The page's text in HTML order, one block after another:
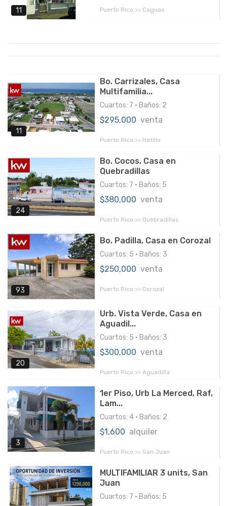
11 Puerto Rico >> Caguas
11
Bo. Carrizales, Casa
Multifamilia...
Cuartos: 7 • Baños: 2
$295,000 venta
Puerto Rico >> Hatillo
24
Bo. Cocos, Casa en
Quebradillas
Cuartos: 7 • Baños: 5
$380,000 venta
Puerto Rico >> Quebradillas
93
Bo. Padilla, Casa en Corozal
Cuartos: 5 • Baños: 3
$250,000 venta
Puerto Rico >> Corozal
20
Urb. Vista Verde, Casa en
Aguadil...
Cuartos: 5 • Baños: 3
$300,000 venta
Puerto Rico >> Aguadilla
3
1er Piso, Urb La Merced, Raf,
Lam...
Cuartos: 4 • Baños: 2
$1,600 alquiler
Puerto Rico >> San Juan
MULTIFAMILIAR 3 units, San
Juan
Cuartos: 7 • Baños: 5